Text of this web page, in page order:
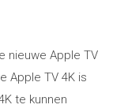
nieuwe Apple TV
Apple TV 4K is
te kunnen